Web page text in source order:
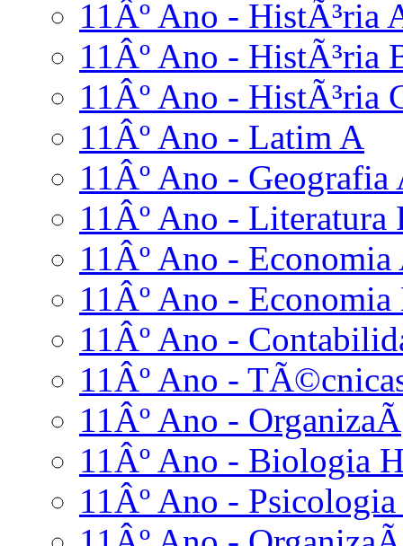
11Âº Ano - HistÃ³ria
11Âº Ano - HistÃ³ria
11Âº Ano - HistÃ³ria
11Âº Ano - Latim A
11Âº Ano - Geografia
11Âº Ano - Literatura
11Âº Ano - Economia
11Âº Ano - Economia
11Âº Ano -
11Âº Ano -
11Âº Ano -
11Âº Ano - Biologia
11Âº Ano -